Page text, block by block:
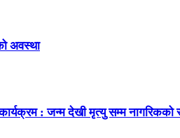
अवस्था
: जन्म देखी मृत्यु सम्म नागरिकको